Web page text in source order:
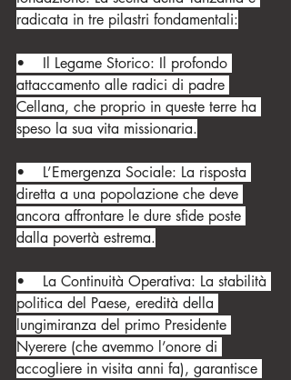
radicata in tre pilastri fondamentali:
•    Il Legame Storico: Il profondo
attaccamento alle radici di padre
Cellana, che proprio in queste terre ha
speso la sua vita missionaria.
•    L’Emergenza Sociale: La risposta
diretta a una popolazione che deve
ancora affrontare le dure sfide poste
dalla povertà estrema.
•    La Continuità Operativa: La stabilità
politica del Paese, eredità della
lungimiranza del primo Presidente
Nyerere (che avemmo l’onore di
accogliere in visita anni fa), garantisce